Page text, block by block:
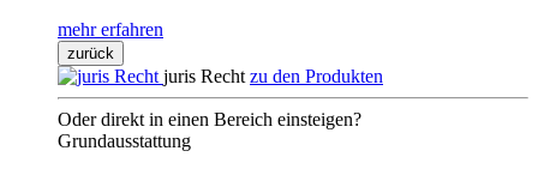
mehr erfahren
zurück
juris Recht zu den Produkten
Oder direkt in einen Bereich einsteigen?
Grundausstattung